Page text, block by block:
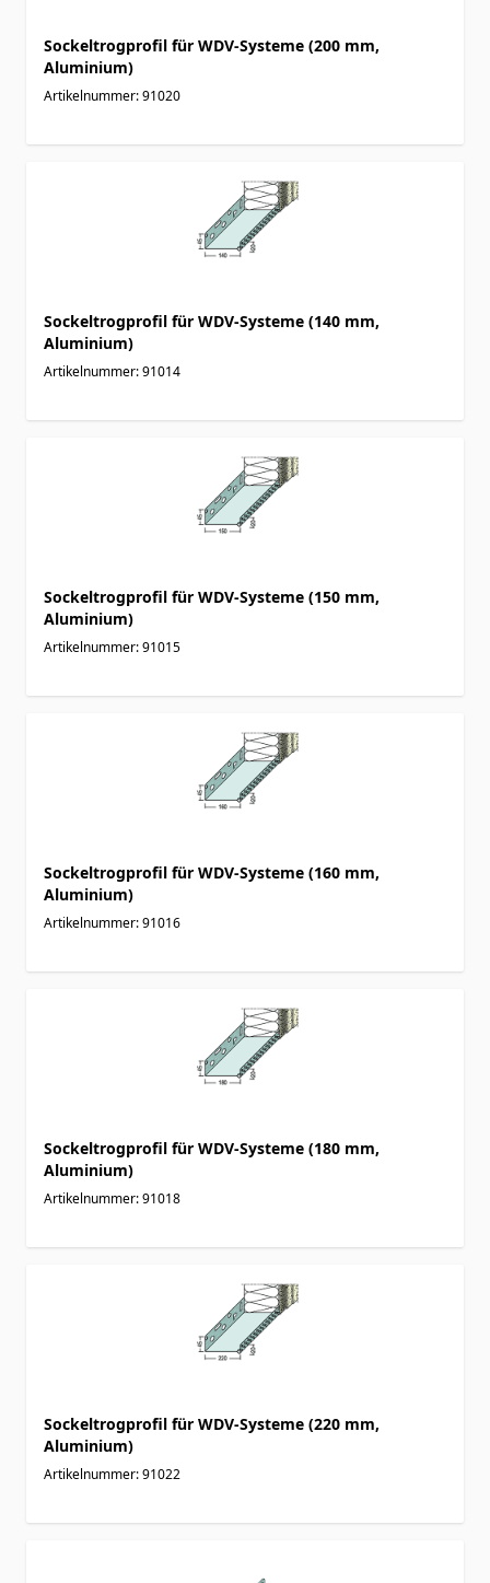
Sockeltrogprofil für WDV-Systeme (200 mm,
Aluminium)
Artikelnummer: 91020
Sockeltrogprofil für WDV-Systeme (140 mm,
Aluminium)
Artikelnummer: 91014
Sockeltrogprofil für WDV-Systeme (150 mm,
Aluminium)
Artikelnummer: 91015
Sockeltrogprofil für WDV-Systeme (160 mm,
Aluminium)
Artikelnummer: 91016
Sockeltrogprofil für WDV-Systeme (180 mm,
Aluminium)
Artikelnummer: 91018
Sockeltrogprofil für WDV-Systeme (220 mm,
Aluminium)
Artikelnummer: 91022